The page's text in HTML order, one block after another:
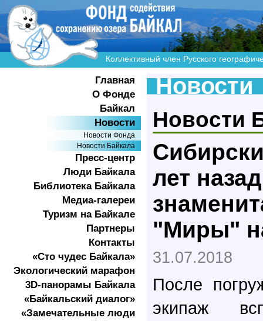
Коллективный член Русского
Главная
О Фонде
Байкал
Новости
Новости Фонда
Новости Байкала
Пресс-центр
Люди Байкала
Библиотека Байкала
Медиа-галереи
Туризм на Байкале
Партнеры
Контакты
«Сто чудес Байкала»
Экологичеcкий марафон
3D-панорамы Байкала
«Байкальский диалог»
«Замечательные люди
Новости
Новости
лет
"Миры"
31.07.2018
После
экипаж